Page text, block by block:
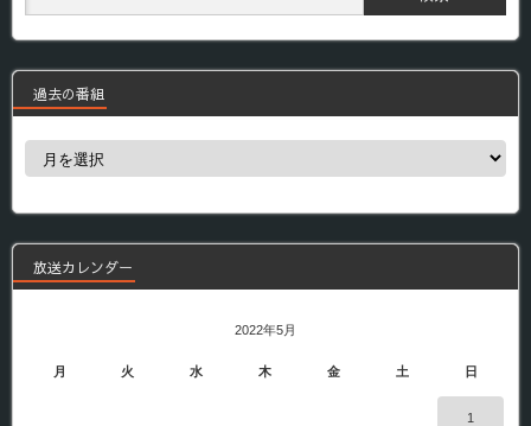
過去の番組
過
組
放送カレンダー
2022年5月
月 火 水 木 金 土 日
1